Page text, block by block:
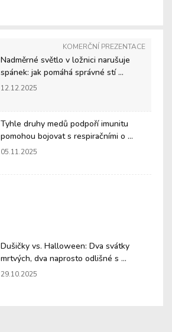
KOMERČNÍ PREZENTACE
Nadměrné světlo v ložnici narušuje
spánek: jak pomáhá správné stí ...
12.12.2025
Tyhle druhy medů podpoří imunitu
pomohou bojovat s respiračními o ...
05.11.2025
Dušičky vs. Halloween: Dva svátky
mrtvých, dva naprosto odlišné s ...
29.10.2025